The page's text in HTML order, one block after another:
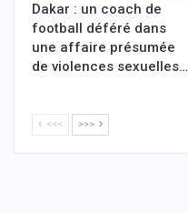
Dakar : un coach de
football déféré dans
une affaire présumée
de violences sexuelles…
<<< >>>